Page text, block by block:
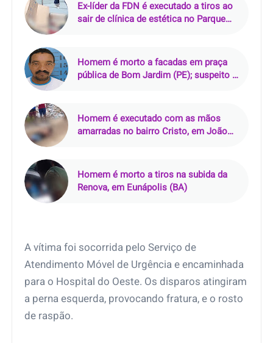
Ex-líder da FDN é executado a tiros ao
sair de clínica de estética no Parque
Homem é morto a facadas em praça
pública de Bom Jardim (PE); suspeito é
Homem é executado com as mãos
amarradas no bairro Cristo, em João
Homem é morto a tiros na subida da
Renova, em Eunápolis (BA)
A vítima foi socorrida pelo Serviço de
Atendimento Móvel de Urgência e encaminhada
para o Hospital do Oeste. Os disparos atingiram
a perna esquerda, provocando fratura, e o rosto
de raspão.